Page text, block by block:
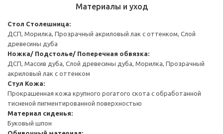
Материалы и уход
Стол Столешница:
ДСП, Морилка, Прозрачный акриловый лак с оттенком, Слой
древесины дуба
Ножка/ Подстолье/ Поперечная обвязка:
ДСП, Массив дуба, Слой древесины дуба, Морилка, Прозрачный
акриловый лак с оттенком
Стул Кожа:
Прокрашенная кожа крупного рогатого скота с обработанной
тисненой пигментированной поверхностью
Материал сиденья:
Буковый шпон